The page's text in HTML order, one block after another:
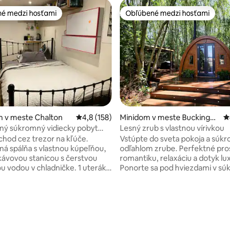
z 5, počet hodnotení: 1 730
medzi hosťami
medzi hosťami
v meste Chalton Priemerné ohodnotenie 4,8 z 5, počet
4,8 (158)
súkromný vidiecky pobyt
Luton
cez trezor na kľúče.
spálňa s vlastnou kúpeľňou,
stanicou s čerstvou
vodou v chladničke. 1 uterák
Obľúbené medzi hosťami
Obľúbené medzi hosťami
Minidom v meste Buckingha
mshire
Lesný zrub s vlastnou vírivkou
Vstúpte do sveta pokoja a
odľahlom zrube. Perfektné
romantiku, relaxáciu a dotyk
Ponorte sa pod hviezdami v